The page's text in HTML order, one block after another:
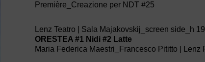
Première_Creazione per NDT #25
Lenz Teatro | Sala Majakovskij_screen side_h
ORESTEA #1 Nidi #2 Latte
Maria Federica Maestri_Francesco Pititto | Lenz